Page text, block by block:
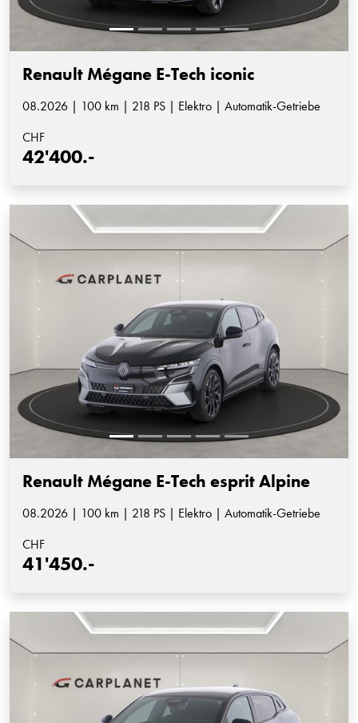
Renault Mégane E-Tech iconic
08.2026 | 100 km | 218 PS | Elektro | Automatik-Getriebe
CHF
42'400.-
Renault Mégane E-Tech esprit Alpine
08.2026 | 100 km | 218 PS | Elektro | Automatik-Getriebe
CHF
41'450.-